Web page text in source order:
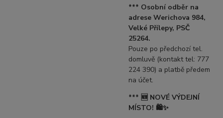
*** Osobní odběr na
adrese Werichova 984,
Velké Přílepy, PSČ
25264.
Pouze po předchozí tel.
domluvě (kontakt tel: 777
224 390) a platbě předem
na účet.
*** 🆕 NOVÉ VÝDEJNÍ
MÍSTO! 🛍️✨